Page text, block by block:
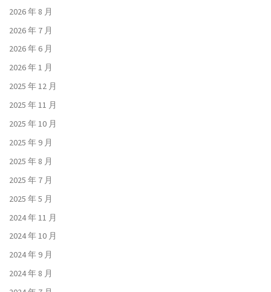
2026 年 8 月
2026 年 7 月
2026 年 6 月
2026 年 1 月
2025 年 12 月
2025 年 11 月
2025 年 10 月
2025 年 9 月
2025 年 8 月
2025 年 7 月
2025 年 5 月
2024 年 11 月
2024 年 10 月
2024 年 9 月
2024 年 8 月